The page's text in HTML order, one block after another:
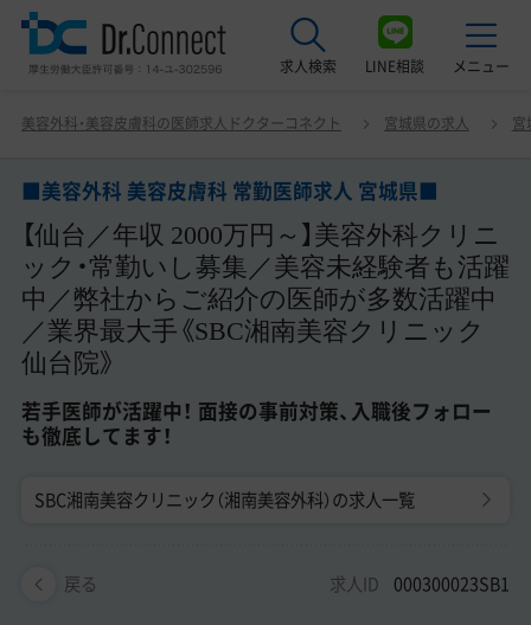
求人検索 LINE相談 メニュー
美容クリニック見学ご希望の方はこちら
サービス紹介
ドクターコネクトの強み
エージェント紹介
常勤求人一覧
美容クリニック見学・研修情報
美容外科・美容皮膚科の医師求人ドクターコネクト 宮城県の求人 宮
■美容外科 美容皮膚科 常勤医師求人 宮城県■
【仙台／年収 2000万円～】美容外科クリニ
ック・常勤いし募集／美容未経験者も活躍
中／弊社からご紹介の医師が多数活躍中
／業界最大手《SBC湘南美容クリニック
仙台院》
若手医師が活躍中！ 面接の事前対策、入職後フォロー
も徹底してます！
SBC湘南美容クリニック（湘南美容外科）の求人一覧
戻る 求人ID 000300023SB1
■美容外科 美容皮膚科 常勤医師求人 宮城県■ 【仙台／年
収 2000万円～】美容外科クリニック・常勤いし募集／美容
業界最大手《SBC湘南美容クリニック 仙台院》 若手医師が